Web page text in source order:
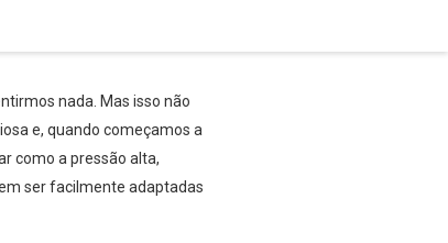
nada. Mas isso não
e, quando começamos a
como a pressão alta,
ser facilmente adaptadas